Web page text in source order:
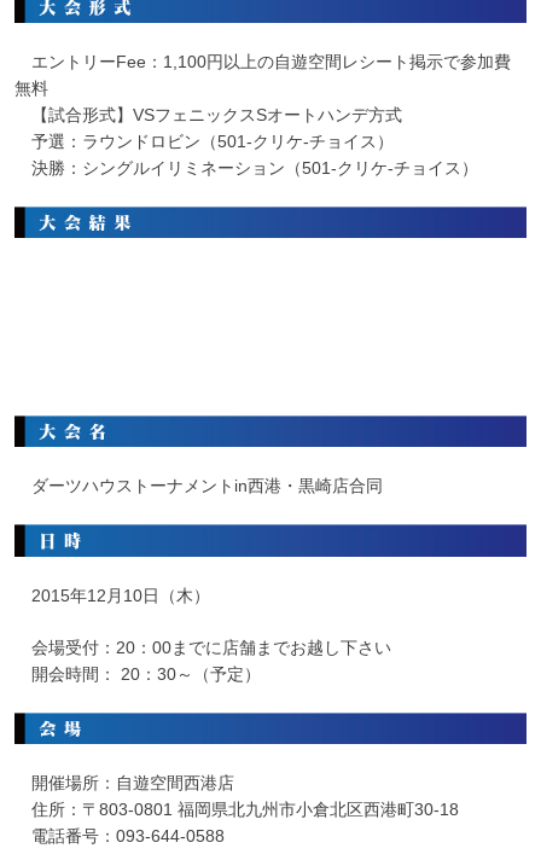
エントリーFee：1,100円以上の自遊空間レシート掲示で参加費
無料
【試合形式】VSフェニックスSオートハンデ方式
予選：ラウンドロビン（501-クリケ-チョイス）
決勝：シングルイリミネーション（501-クリケ-チョイス）
ダーツハウストーナメントin西港・黒崎店合同
2015年12月10日（木）
会場受付：20：00までに店舗までお越し下さい
開会時間： 20：30～（予定）
開催場所：自遊空間西港店
住所：〒803-0801 福岡県北九州市小倉北区西港町30-18
電話番号：093-644-0588